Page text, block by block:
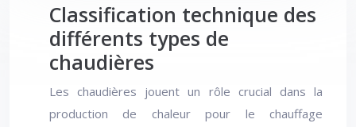
Classification technique des
différents types de
chaudières
Les chaudières jouent un rôle crucial dans la
production de chaleur pour le chauffage